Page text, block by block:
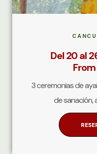
Del 20 al
From
3 ceremonias de
de sanación,